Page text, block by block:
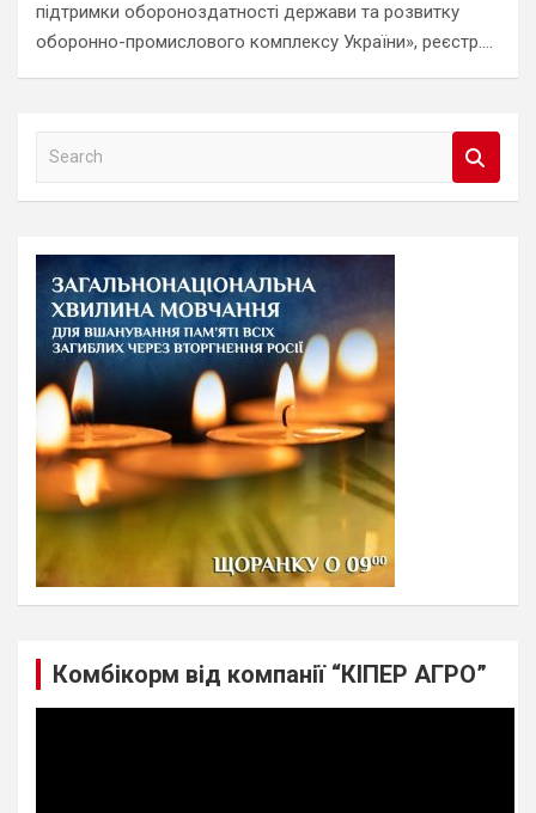
підтримки обороноздатності держави та розвитку
оборонно-промислового комплексу України», реєстр.…
a
Комбікорм від компанії “КІПЕР АГРО”